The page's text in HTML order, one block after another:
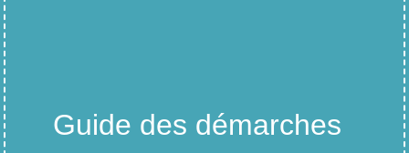
Guide des démarches